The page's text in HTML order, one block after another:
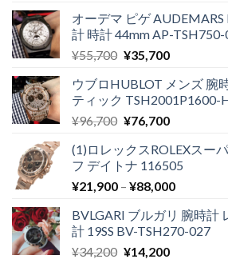
オーデマ ピゲ
計 時計 44mm AP-
¥55,700 ¥35,700
ウブロHUBLOT メンズ 腕
ティック TSH2001P1600-
¥96,700 ¥76,700
(1)ロレックスROLEXスー
フ デイトナ 116505
¥21,900 – ¥88,000
BVLGARI ブルガリ 腕時計
計 19SS BV-TSH270-027
¥34,200 ¥14,200